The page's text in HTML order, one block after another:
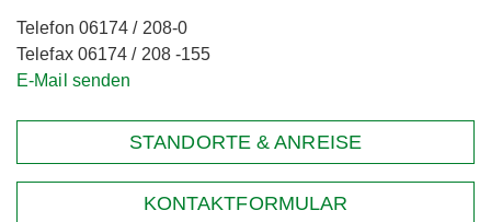
Telefon 06174 / 208-0
Telefax 06174 / 208 -155
E-Mail senden
STANDORTE & ANREISE
KONTAKTFORMULAR